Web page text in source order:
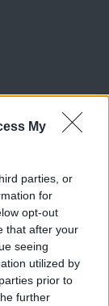
My
parties, or
for
opt-out
that after your
seeing
utilized by
prior to
further